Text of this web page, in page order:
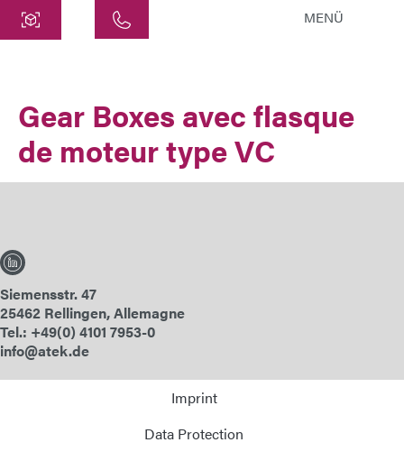
Siemensstraße 47
25462 Rellingen
info@atek.de
Ouvrir le chat
Nom
Nom de l'entreprise
MENÜ
Gear Boxes avec flasque
de moteur type VC
Siemensstr. 47
25462 Rellingen, Allemagne
Tel.: +49(0) 4101 7953-0
info@atek.de
Imprint
Data Protection